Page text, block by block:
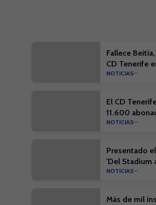
Fallece
CD Tenerife
en la élite
NOTICIAS
El CD
11.600
NOTICIAS
Presentado
'Del Stadium
Cien años de
NOTICIAS
Más de mil